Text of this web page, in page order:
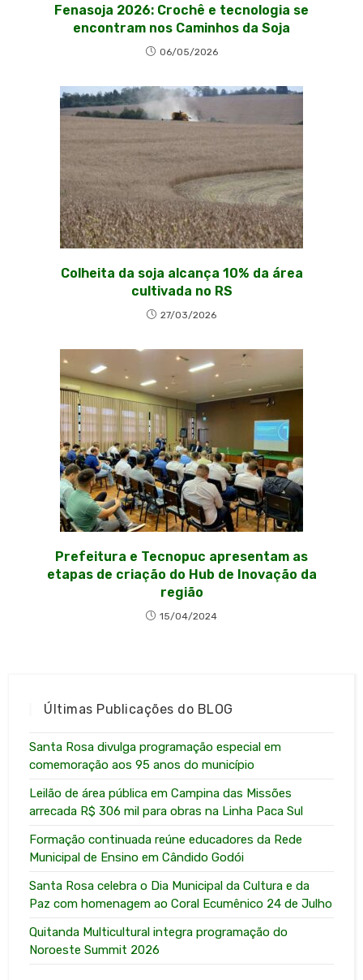
Fenasoja 2026: Crochê e tecnologia se
encontram nos Caminhos da Soja
06/05/2026
Colheita da soja alcança 10% da área
cultivada no RS
27/03/2026
Prefeitura e Tecnopuc apresentam as
etapas de criação do Hub de Inovação da
região
15/04/2024
Últimas Publicações do BLOG
Santa Rosa divulga programação especial em
comemoração aos 95 anos do município
Leilão de área pública em Campina das Missões
arrecada R$ 306 mil para obras na Linha Paca Sul
Formação continuada reúne educadores da Rede
Municipal de Ensino em Cândido Godói
Santa Rosa celebra o Dia Municipal da Cultura e da
Paz com homenagem ao Coral Ecumênico 24 de Julho
Quitanda Multicultural integra programação do
Noroeste Summit 2026